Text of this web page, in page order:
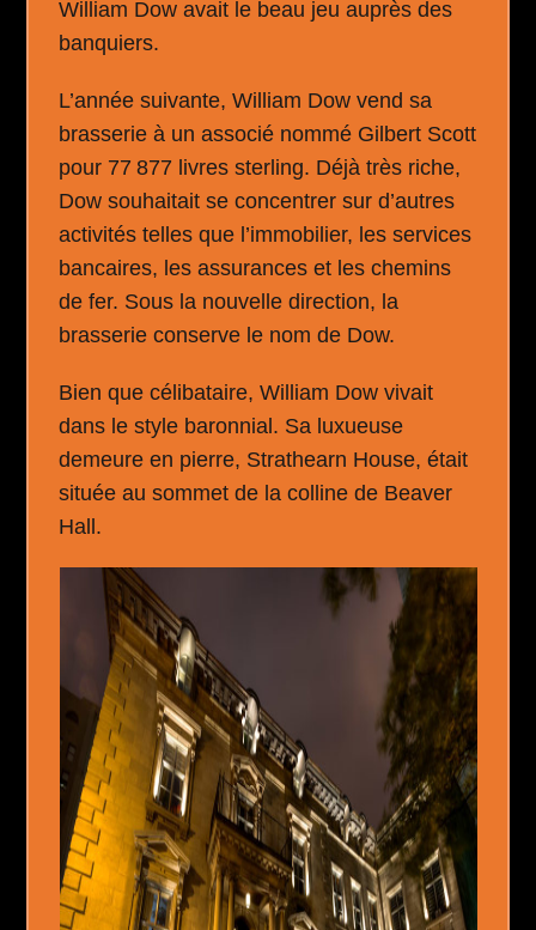
William Dow avait le beau jeu auprès des
banquiers.
L’année suivante, William Dow vend sa
brasserie à un associé nommé Gilbert Scott
pour 77 877 livres sterling. Déjà très riche,
Dow souhaitait se concentrer sur d’autres
activités telles que l’immobilier, les services
bancaires, les assurances et les chemins
de fer. Sous la nouvelle direction, la
brasserie conserve le nom de Dow.
Bien que célibataire, William Dow vivait
dans le style baronnial. Sa luxueuse
demeure en pierre, Strathearn House, était
située au sommet de la colline de Beaver
Hall.